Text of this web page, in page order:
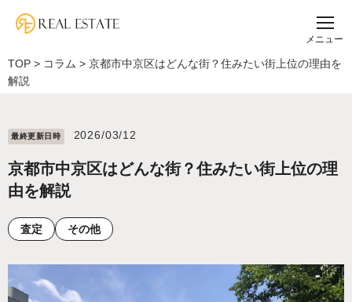
メニュー
TOP > コラム > 京都市中京区はどんな街？住みたい街上位の理由を
解説
最終更新⽇時 2026/03/12
京都市中京区はどんな街？住みたい街上位の理
由を解説
査定 その他